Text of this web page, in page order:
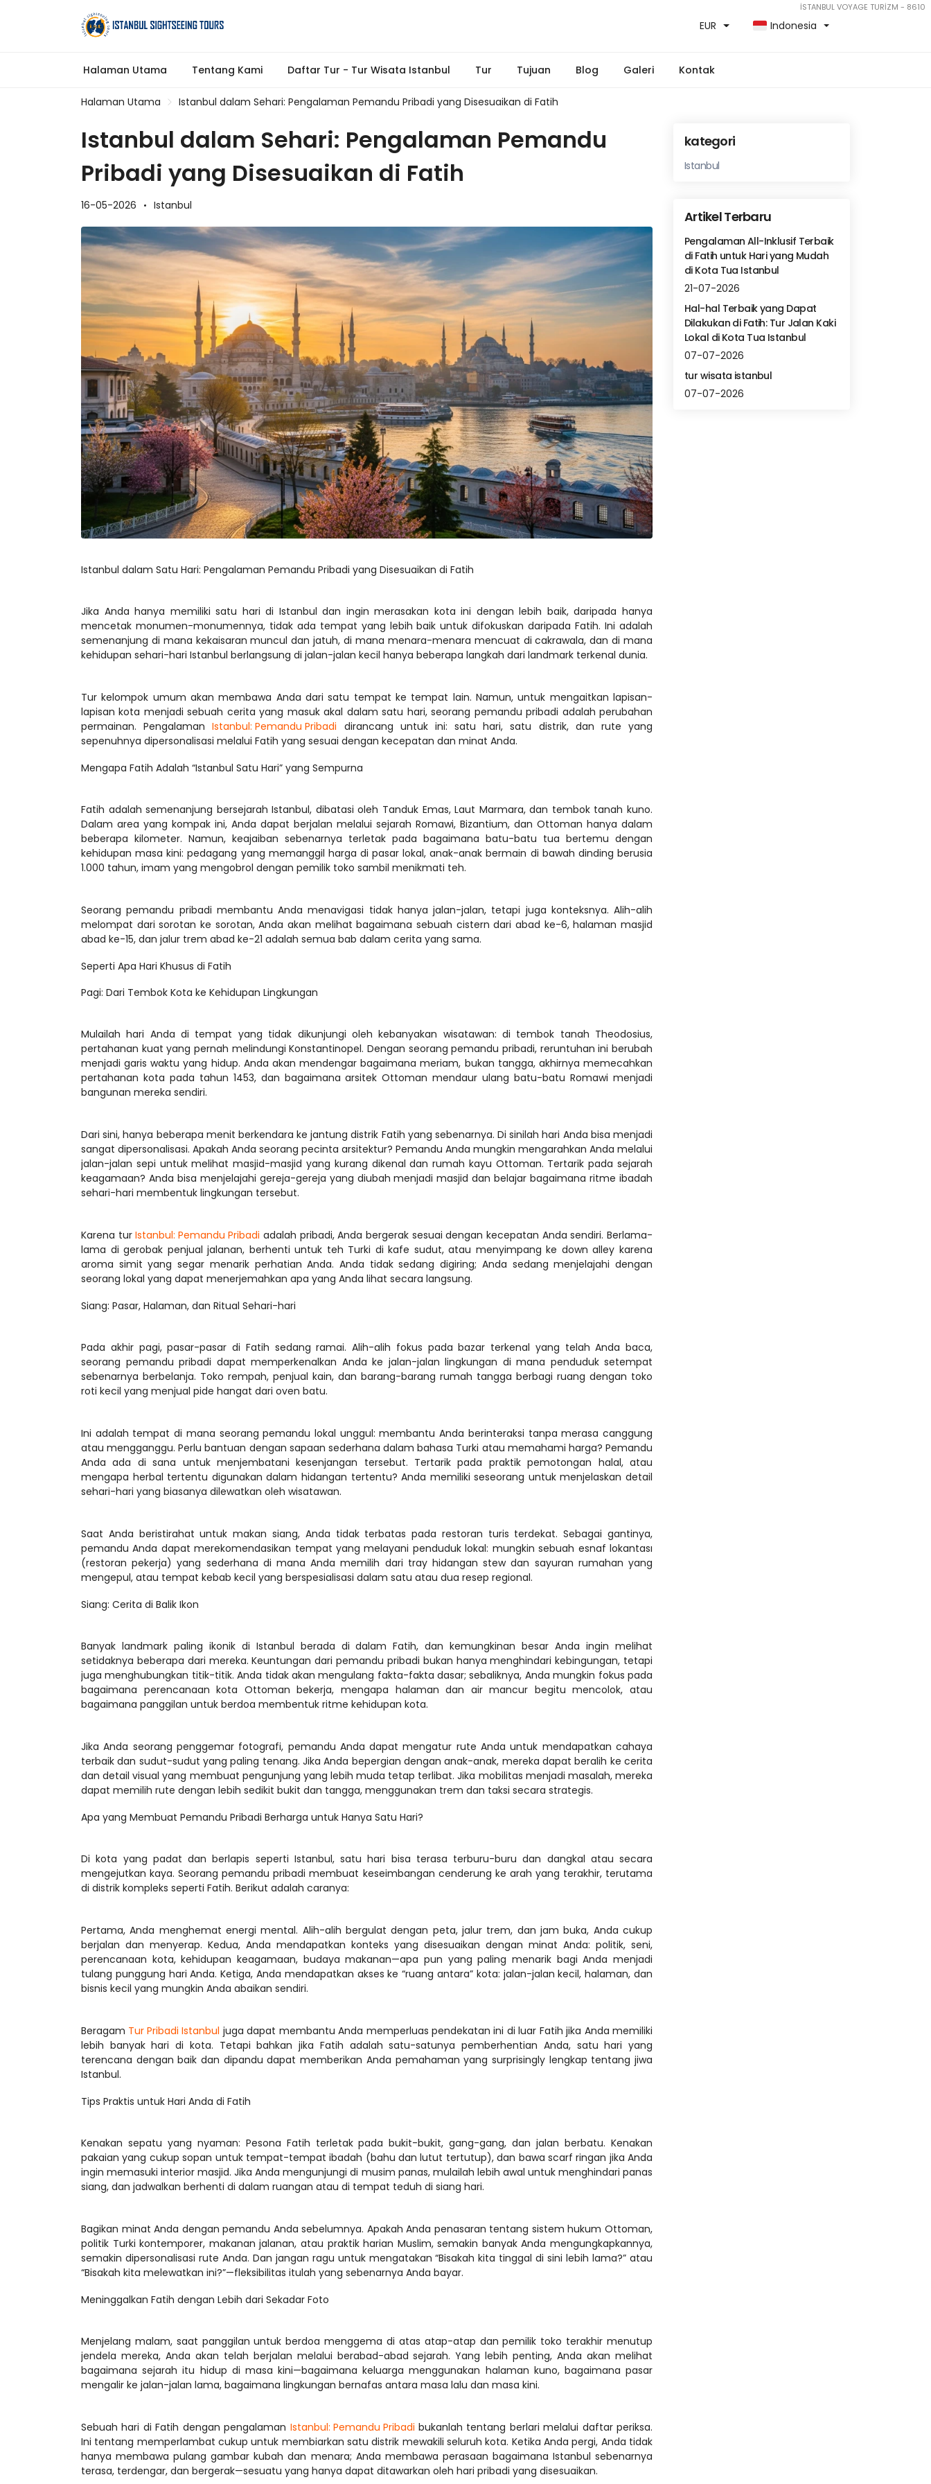
İSTANBUL VOYAGE TURİZM - 8610
EUR Indonesia
Halaman Utama Tentang Kami Daftar Tur - Tur Wisata Istanbul Tur Tujuan Blog Galeri Kontak
Halaman Utama Istanbul dalam Sehari: Pengalaman Pemandu Pribadi yang Disesuaikan di Fatih
Istanbul dalam Sehari: Pengalaman Pemandu
Pribadi yang Disesuaikan di Fatih
16-05-2026 Istanbul
Istanbul dalam Satu Hari: Pengalaman Pemandu Pribadi yang Disesuaikan di Fatih
Jika Anda hanya memiliki satu hari di Istanbul dan ingin merasakan kota ini dengan lebih baik, daripada hanya
mencetak monumen-monumennya, tidak ada tempat yang lebih baik untuk difokuskan daripada Fatih. Ini adalah
semenanjung di mana kekaisaran muncul dan jatuh, di mana menara-menara mencuat di cakrawala, dan di mana
Tur kelompok umum akan membawa Anda dari satu tempat ke tempat lain. Namun, untuk mengaitkan lapisan-
lapisan kota menjadi sebuah cerita yang masuk akal dalam satu hari, seorang pemandu pribadi adalah perubahan
permainan. Pengalaman Istanbul: Pemandu Pribadi dirancang untuk ini: satu hari, satu distrik, dan rute yang
Mengapa Fatih Adalah “Istanbul Satu Hari” yang Sempurna
Fatih adalah semenanjung bersejarah Istanbul, dibatasi oleh Tanduk Emas, Laut Marmara, dan tembok tanah kuno.
Dalam area yang kompak ini, Anda dapat berjalan melalui sejarah Romawi, Bizantium, dan Ottoman hanya dalam
beberapa kilometer. Namun, keajaiban sebenarnya terletak pada bagaimana batu-batu tua bertemu dengan
kehidupan masa kini: pedagang yang memanggil harga di pasar lokal, anak-anak bermain di bawah dinding berusia
Seorang pemandu pribadi membantu Anda menavigasi tidak hanya jalan-jalan, tetapi juga konteksnya. Alih-alih
melompat dari sorotan ke sorotan, Anda akan melihat bagaimana sebuah cistern dari abad ke-6, halaman masjid
Seperti Apa Hari Khusus di Fatih
Pagi: Dari Tembok Kota ke Kehidupan Lingkungan
Mulailah hari Anda di tempat yang tidak dikunjungi oleh kebanyakan wisatawan: di tembok tanah Theodosius,
pertahanan kuat yang pernah melindungi Konstantinopel. Dengan seorang pemandu pribadi, reruntuhan ini berubah
menjadi garis waktu yang hidup. Anda akan mendengar bagaimana meriam, bukan tangga, akhirnya memecahkan
pertahanan kota pada tahun 1453, dan bagaimana arsitek Ottoman mendaur ulang batu-batu Romawi menjadi
Dari sini, hanya beberapa menit berkendara ke jantung distrik Fatih yang sebenarnya. Di sinilah hari Anda bisa menjadi
sangat dipersonalisasi. Apakah Anda seorang pecinta arsitektur? Pemandu Anda mungkin mengarahkan Anda melalui
jalan-jalan sepi untuk melihat masjid-masjid yang kurang dikenal dan rumah kayu Ottoman. Tertarik pada sejarah
keagamaan? Anda bisa menjelajahi gereja-gereja yang diubah menjadi masjid dan belajar bagaimana ritme ibadah
Karena tur Istanbul: Pemandu Pribadi adalah pribadi, Anda bergerak sesuai dengan kecepatan Anda sendiri. Berlama-
lama di gerobak penjual jalanan, berhenti untuk teh Turki di kafe sudut, atau menyimpang ke down alley karena
aroma simit yang segar menarik perhatian Anda. Anda tidak sedang digiring; Anda sedang menjelajahi dengan
Siang: Pasar, Halaman, dan Ritual Sehari-hari
Pada akhir pagi, pasar-pasar di Fatih sedang ramai. Alih-alih fokus pada bazar terkenal yang telah Anda baca,
seorang pemandu pribadi dapat memperkenalkan Anda ke jalan-jalan lingkungan di mana penduduk setempat
sebenarnya berbelanja. Toko rempah, penjual kain, dan barang-barang rumah tangga berbagi ruang dengan toko
Ini adalah tempat di mana seorang pemandu lokal unggul: membantu Anda berinteraksi tanpa merasa canggung
atau mengganggu. Perlu bantuan dengan sapaan sederhana dalam bahasa Turki atau memahami harga? Pemandu
Anda ada di sana untuk menjembatani kesenjangan tersebut. Tertarik pada praktik pemotongan halal, atau
mengapa herbal tertentu digunakan dalam hidangan tertentu? Anda memiliki seseorang untuk menjelaskan detail
Saat Anda beristirahat untuk makan siang, Anda tidak terbatas pada restoran turis terdekat. Sebagai gantinya,
pemandu Anda dapat merekomendasikan tempat yang melayani penduduk lokal: mungkin sebuah esnaf lokantası
(restoran pekerja) yang sederhana di mana Anda memilih dari tray hidangan stew dan sayuran rumahan yang
Siang: Cerita di Balik Ikon
Banyak landmark paling ikonik di Istanbul berada di dalam Fatih, dan kemungkinan besar Anda ingin melihat
setidaknya beberapa dari mereka. Keuntungan dari pemandu pribadi bukan hanya menghindari kebingungan, tetapi
juga menghubungkan titik-titik. Anda tidak akan mengulang fakta-fakta dasar; sebaliknya, Anda mungkin fokus pada
bagaimana perencanaan kota Ottoman bekerja, mengapa halaman dan air mancur begitu mencolok, atau
Jika Anda seorang penggemar fotografi, pemandu Anda dapat mengatur rute Anda untuk mendapatkan cahaya
terbaik dan sudut-sudut yang paling tenang. Jika Anda bepergian dengan anak-anak, mereka dapat beralih ke cerita
dan detail visual yang membuat pengunjung yang lebih muda tetap terlibat. Jika mobilitas menjadi masalah, mereka
Apa yang Membuat Pemandu Pribadi Berharga untuk Hanya Satu Hari?
Di kota yang padat dan berlapis seperti Istanbul, satu hari bisa terasa terburu-buru dan dangkal atau secara
mengejutkan kaya. Seorang pemandu pribadi membuat keseimbangan cenderung ke arah yang terakhir, terutama
Pertama, Anda menghemat energi mental. Alih-alih bergulat dengan peta, jalur trem, dan jam buka, Anda cukup
berjalan dan menyerap. Kedua, Anda mendapatkan konteks yang disesuaikan dengan minat Anda: politik, seni,
perencanaan kota, kehidupan keagamaan, budaya makanan—apa pun yang paling menarik bagi Anda menjadi
tulang punggung hari Anda. Ketiga, Anda mendapatkan akses ke “ruang antara” kota: jalan-jalan kecil, halaman, dan
Beragam Tur Pribadi Istanbul juga dapat membantu Anda memperluas pendekatan ini di luar Fatih jika Anda memiliki
lebih banyak hari di kota. Tetapi bahkan jika Fatih adalah satu-satunya pemberhentian Anda, satu hari yang
terencana dengan baik dan dipandu dapat memberikan Anda pemahaman yang surprisingly lengkap tentang jiwa
Tips Praktis untuk Hari Anda di Fatih
Kenakan sepatu yang nyaman: Pesona Fatih terletak pada bukit-bukit, gang-gang, dan jalan berbatu. Kenakan
pakaian yang cukup sopan untuk tempat-tempat ibadah (bahu dan lutut tertutup), dan bawa scarf ringan jika Anda
ingin memasuki interior masjid. Jika Anda mengunjungi di musim panas, mulailah lebih awal untuk menghindari panas
Bagikan minat Anda dengan pemandu Anda sebelumnya. Apakah Anda penasaran tentang sistem hukum Ottoman,
politik Turki kontemporer, makanan jalanan, atau praktik harian Muslim, semakin banyak Anda mengungkapkannya,
semakin dipersonalisasi rute Anda. Dan jangan ragu untuk mengatakan “Bisakah kita tinggal di sini lebih lama?” atau
Meninggalkan Fatih dengan Lebih dari Sekadar Foto
Menjelang malam, saat panggilan untuk berdoa menggema di atas atap-atap dan pemilik toko terakhir menutup
jendela mereka, Anda akan telah berjalan melalui berabad-abad sejarah. Yang lebih penting, Anda akan melihat
bagaimana sejarah itu hidup di masa kini—bagaimana keluarga menggunakan halaman kuno, bagaimana pasar
Sebuah hari di Fatih dengan pengalaman Istanbul: Pemandu Pribadi bukanlah tentang berlari melalui daftar periksa.
Ini tentang memperlambat cukup untuk membiarkan satu distrik mewakili seluruh kota. Ketika Anda pergi, Anda tidak
hanya membawa pulang gambar kubah dan menara; Anda membawa perasaan bagaimana Istanbul sebenarnya
kategori
Istanbul
Artikel Terbaru
Pengalaman All-Inklusif Terbaik
di Fatih untuk Hari yang Mudah
di Kota Tua Istanbul
21-07-2026
Hal-hal Terbaik yang Dapat
Dilakukan di Fatih: Tur Jalan Kaki
Lokal di Kota Tua Istanbul
07-07-2026
tur wisata istanbul
07-07-2026